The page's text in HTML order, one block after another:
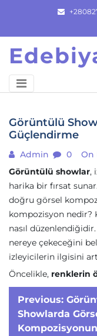
content
Görüntülü
Güçlendirme
Admin 0
On
Görüntülü showlar,
harika bir fırsat
doğru görsel
kompozisyon nedir?
nasıl
nereye çekeceğini
izleyicilerin ilgisini
Öncelikle, renklerin
Yazı
Previous:
Showlarda
Kompozisyonun